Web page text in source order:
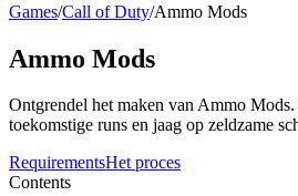
Games/Call of Duty/Ammo Mods
Ammo Mods
Ontgrendel het maken van Ammo
toekomstige runs en jaag op zeldzame
RequirementsHet proces
Contents